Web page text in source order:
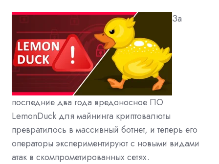
За
последние два года вредоносное ПО
LemonDuck для майнинга криптовалюты
превратилось в массивный ботнет, и теперь его
операторы экспериментируют с новыми видами
атак в скомпрометированных сетях.